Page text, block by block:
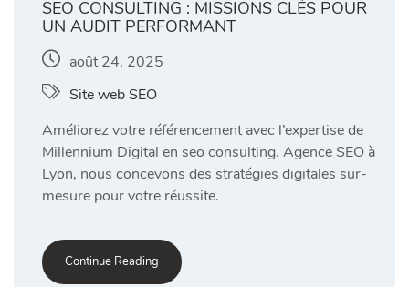
SEO CONSULTING : MISSIONS CLÉS POUR
UN AUDIT PERFORMANT
août 24, 2025
Site web SEO
Améliorez votre référencement avec l’expertise de
Millennium Digital en seo consulting. Agence SEO à
Lyon, nous concevons des stratégies digitales sur-
mesure pour votre réussite.
Continue Reading